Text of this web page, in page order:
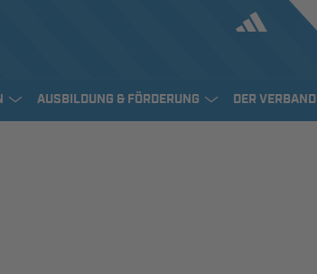
AUSBILDUNG & FÖRDERUNG DER VERBAND